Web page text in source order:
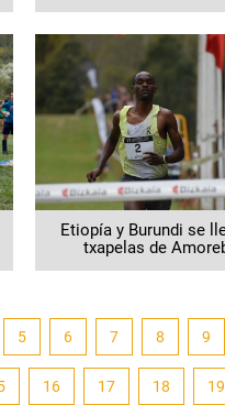
Etiopía y Burundi se
txapelas de
5 6 7 8 9
16 17 18 19